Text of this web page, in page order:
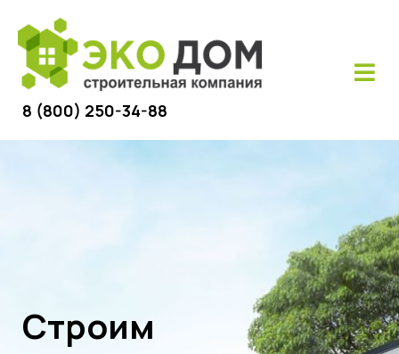
8 (800) 250-34-88
одноэтажный дом 150м²
по проекту Меркурий 2